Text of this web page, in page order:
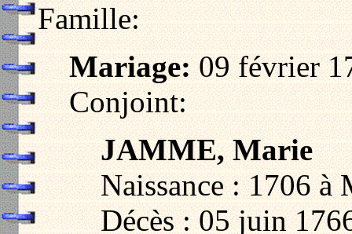
Famille:
Mariage:09 février
Conjoint:
JAMME, Marie
Naissance : 1706 à
Décès : 05 juin